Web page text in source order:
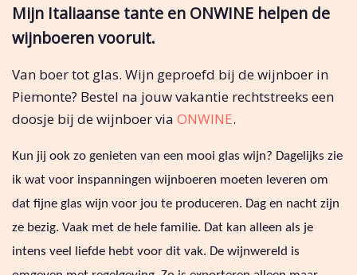
Mijn Italiaanse tante en ONWINE helpen de
wijnboeren vooruit.
Van boer tot glas. Wijn geproefd bij de wijnboer in
Piemonte? Bestel na jouw vakantie rechtstreeks een
doosje bij de wijnboer via ONWINE.
Kun jij ook zo genieten van een mooi glas wijn? Dagelijks zie
ik wat voor inspanningen wijnboeren moeten leveren om
dat fijne glas wijn voor jou te produceren. Dag en nacht zijn
ze bezig. Vaak met de hele familie. Dat kan alleen als je
intens veel liefde hebt voor dit vak. De wijnwereld is